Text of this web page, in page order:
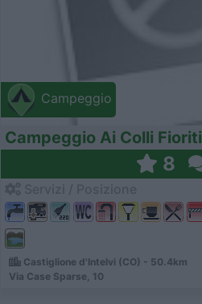
Campeggio
Campeggio Ai Colli Fioriti
8
Castiglione d'Intelvi (CO) - 50.4km
Via Case Sparse, 10